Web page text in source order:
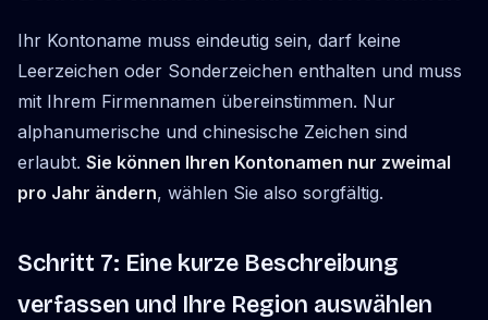
Ihr Kontoname muss eindeutig sein, darf keine
Leerzeichen oder Sonderzeichen enthalten und muss
mit Ihrem Firmennamen übereinstimmen. Nur
alphanumerische und chinesische Zeichen sind
erlaubt. Sie können Ihren Kontonamen nur zweimal
pro Jahr ändern, wählen Sie also sorgfältig.
Schritt 7: Eine kurze Beschreibung
verfassen und Ihre Region auswählen